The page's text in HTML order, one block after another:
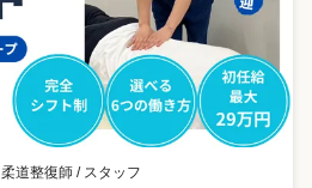
柔道整復師 / スタッフ